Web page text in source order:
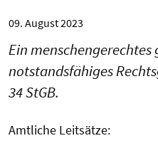
09. August 2023
Ein
notstandsfähiges
34 StGB.
Amtliche Leitsätze: